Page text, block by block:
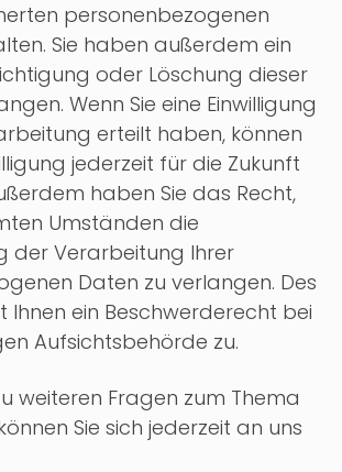
personenbezogenen
Sie haben außerdem ein
oder Löschung dieser
Wenn Sie eine Einwilligung
erteilt haben, können
jederzeit für die Zukunft
haben Sie das Recht,
Umständen die
der Verarbeitung Ihrer
Daten zu verlangen. Des
Ihnen ein Beschwerderecht bei
Aufsichtsbehörde zu.
weiteren Fragen zum Thema
Sie sich jederzeit an uns